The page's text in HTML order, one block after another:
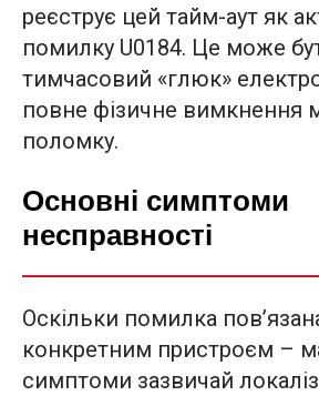
реєструє цей тайм-аут як
помилку U0184. Це може
тимчасовий «глюк»
повне фізичне вимкнення
поломку.
Основні симптоми
несправності
Оскільки помилка
конкретним пристроєм –
симптоми зазвичай